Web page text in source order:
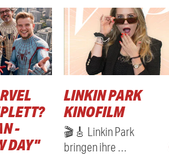
-
DAY"
LINKIN PARK
KINOFILM
🎬🎸 Linkin Park
bringen ihre …